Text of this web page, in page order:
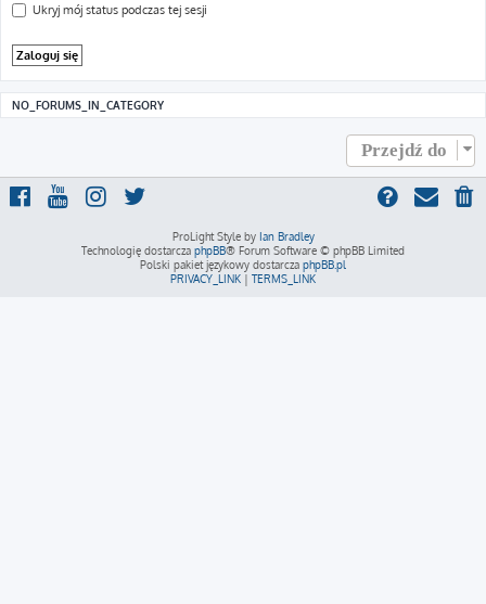
Ukryj mój status podczas tej sesji
NO_FORUMS_IN_CATEGORY
Przejdź do
ProLight Style by Ian Bradley
Technologię dostarcza phpBB® Forum Software © phpBB Limited
Polski pakiet językowy dostarcza phpBB.pl
PRIVACY_LINK | TERMS_LINK